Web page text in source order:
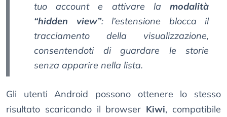
tuo account e attivare la modalità
“hidden view”: l’estensione blocca il
tracciamento della visualizzazione,
consentendoti di guardare le storie
senza apparire nella lista.
Gli utenti Android possono ottenere lo stesso
risultato scaricando il browser Kiwi, compatibile